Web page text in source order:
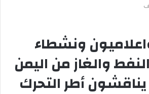
ونشطاء
والغاز من اليمن
أطر التحرك